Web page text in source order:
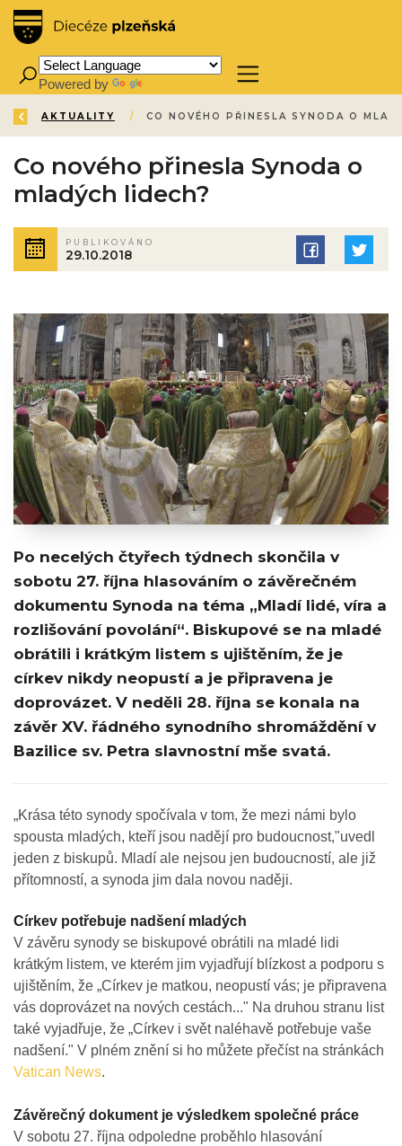
Powered by
ZPĚT
ÚVOD /
AKTUALITY /
Co nového přinesla Synoda o
mladých lidech?
PUBLIKOVÁNO
29.10.2018
Po necelých čtyřech týdnech skončila v
sobotu 27. října hlasováním o závěrečném
dokumentu Synoda na téma „Mladí lidé, víra a
rozlišování povolání“. Biskupové se na mladé
obrátili i krátkým listem s ujištěním, že je
církev nikdy neopustí a je připravena je
doprovázet. V neděli 28. října se konala na
závěr XV. řádného synodního shromáždění v
Bazilice sv. Petra slavnostní mše svatá.
„Krása této synody spočívala v tom, že mezi námi bylo
spousta mladých, kteří jsou nadějí pro budoucnost,"uvedl
jeden z biskupů. Mladí ale nejsou jen budoucností, ale již
přítomností, a synoda jim dala novou naději.
Církev potřebuje nadšení mladých
V závěru synody se biskupové obrátili na mladé lidi
krátkým listem, ve kterém jim vyjadřují blízkost a podporu s
ujištěním, že „Církev je matkou, neopustí vás; je připravena
vás doprovázet na nových cestách..." Na druhou stranu list
také vyjadřuje, že „Církev i svět naléhavě potřebuje vaše
nadšení." V plném znění si ho můžete přečíst na stránkách
Vatican News.
Závěrečný dokument je výsledkem společné práce
V sobotu 27. října odpoledne proběhlo hlasování